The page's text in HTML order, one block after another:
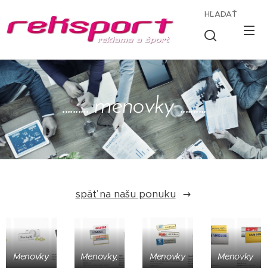
HĽADAŤ
.......... menovky ..........
späť na našu ponuku
Menovky Menovky, Menovky Menovky